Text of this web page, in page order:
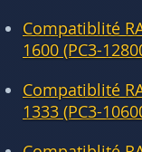
Compatiblité
1600 (PC3-
Compatiblité
1333 (PC3-